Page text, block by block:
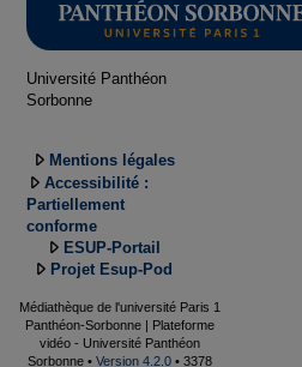
Université Panthéon
Sorbonne
Mentions légales
Accessibilité :
Partiellement
conforme
ESUP-Portail
Projet Esup-Pod
Médiathèque de l'université Paris 1
Panthéon-Sorbonne | Plateforme
vidéo - Université Panthéon
Sorbonne • Version 4.2.0 • 3378